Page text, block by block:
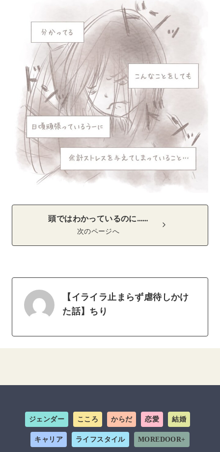
頭ではわかっているのに……
次のページへ
【イライラ止まらず虐待しかけ
た話】ちり
ジェンダー こころ からだ 恋愛 結婚
キャリア ライフスタイル MOREDOOR+